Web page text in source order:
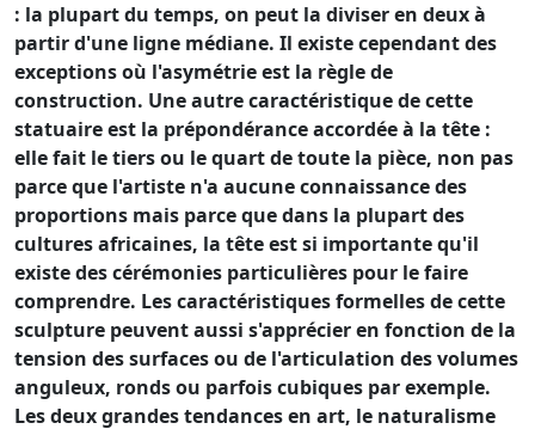
: la plupart du temps, on peut la diviser en deux à
partir d'une ligne médiane. Il existe cependant des
exceptions où l'asymétrie est la règle de
construction. Une autre caractéristique de cette
statuaire est la prépondérance accordée à la tête :
elle fait le tiers ou le quart de toute la pièce, non pas
parce que l'artiste n'a aucune connaissance des
proportions mais parce que dans la plupart des
cultures africaines, la tête est si importante qu'il
existe des cérémonies particulières pour le faire
comprendre. Les caractéristiques formelles de cette
sculpture peuvent aussi s'apprécier en fonction de la
tension des surfaces ou de l'articulation des volumes
anguleux, ronds ou parfois cubiques par exemple.
Les deux grandes tendances en art, le naturalisme